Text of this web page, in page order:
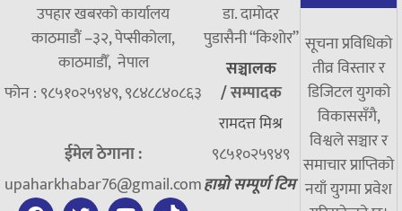
उपहार खबरको कार्यालय
काठमाडौं –३२, पेप्सीकोला,
काठमाडौँ, नेपाल
फोन : ९८५१०२५९४९, ९८४८८४०८६३
ईमेल ठेगाना :
upaharkhabar76@gmail.com
डा. दामाेदर
पुडासैनी “किशाेर”
सञ्चालक
/सम्पादक
रामदत्त मिश्र
९८५१०२५९४९
हाम्रो सम्पूर्ण टिम
सूचना प्रविधिको
तीव्र विस्तार र
डिजिटल युगको
विकाससँगै,
विश्वले सञ्चार र
समाचार प्राप्तिको
नयाँ युगमा प्रवेश